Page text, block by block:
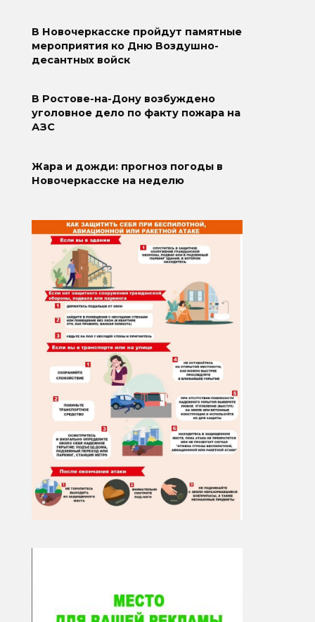
В Новочеркасске пройдут памятные
мероприятия ко Дню Воздушно-
десантных войск
В Ростове-на-Дону возбуждено
уголовное дело по факту пожара на
АЗС
Жара и дожди: прогноз погоды в
Новочеркасске на неделю